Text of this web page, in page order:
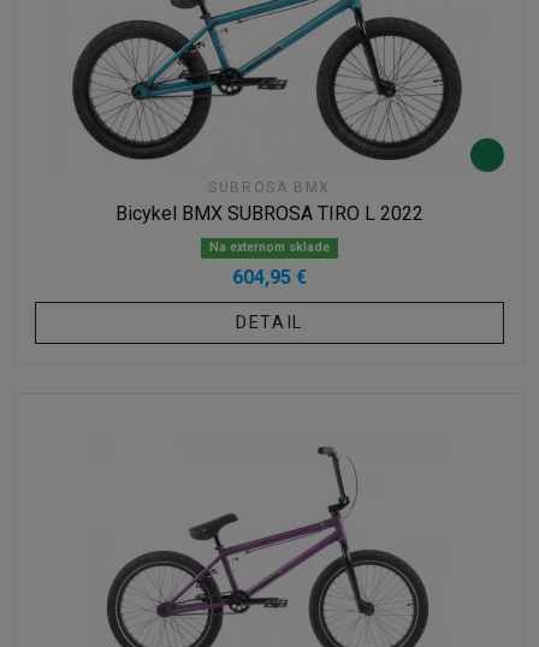
SUBROSA BMX
Bicykel BMX SUBROSA TIRO L 2022
Na externom sklade
604,95 €
DETAIL